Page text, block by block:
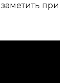
при